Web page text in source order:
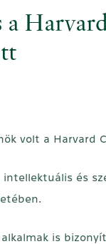
a
volt a
és
is